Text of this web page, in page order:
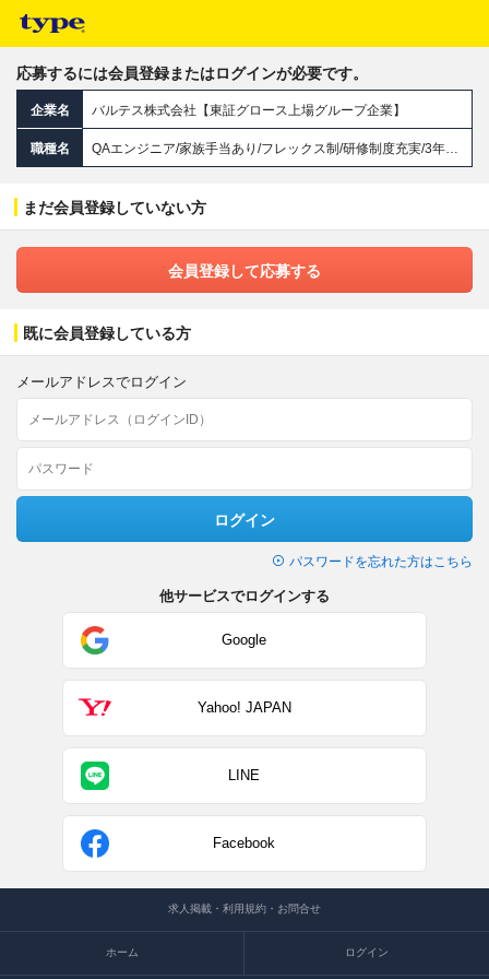
応募するには会員登録またはログインが必要です。
企業名 バルテス株式会社【東証グロース上場グループ企業】
職種名 QAエンジニア/家族手当あり/フレックス制/研修制度充実/3年連続ホワイト企業認定
まだ会員登録していない方
会員登録して応募する
既に会員登録している方
メールアドレスでログイン
ログイン
パスワードを忘れた方はこちら
他サービスでログインする
Google
Yahoo! JAPAN
LINE
Facebook
求人掲載・利用規約・お問合せ
ホーム ログイン